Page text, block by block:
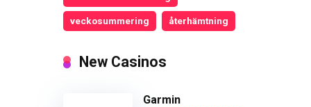
veckosummering återhämtning
New Casinos
Garmin